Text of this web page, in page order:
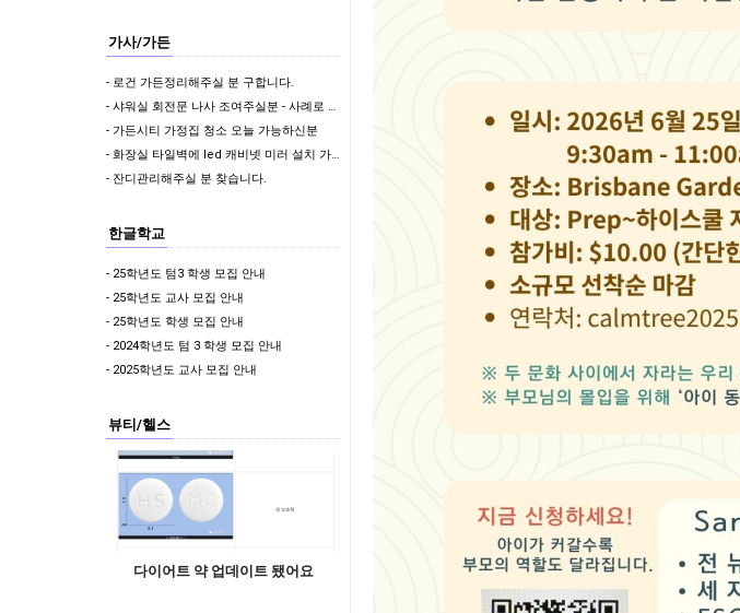
가사/가든
- 로건 가든정리해주실 분 구합니다.
- 샤워실 회전문 나사 조여주실분 - 사례로 50불 드려요 (위치: 사뱅)
- 가든시티 가정집 청소 오늘 가능하신분
- 화장실 타일벽에 led 캐비넷 미러 설치 가능하신분?
- 잔디관리해주실 분 찾습니다.
한글학교
- 25학년도 텀3 학생 모집 안내
- 25학년도 교사 모집 안내
- 25학년도 학생 모집 안내
- 2024학년도 텀 3 학생 모집 안내
- 2025학년도 교사 모집 안내
뷰티/헬스
다이어트 약 업데이트 됐어요